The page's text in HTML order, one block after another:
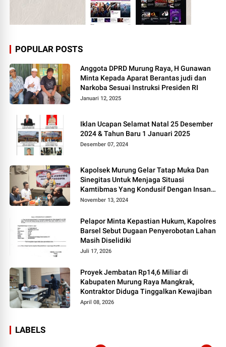
POPULAR POSTS
Anggota DPRD Murung Raya, H Gunawan
Minta Kepada Aparat Berantas judi dan
Narkoba Sesuai Instruksi Presiden RI
Januari 12, 2025
Iklan Ucapan Selamat Natal 25 Desember
2024 & Tahun Baru 1 Januari 2025
Desember 07, 2024
Kapolsek Murung Gelar Tatap Muka Dan
Sinegitas Untuk Menjaga Situasi
Kamtibmas Yang Kondusif Dengan Insan
Pers
November 13, 2024
Pelapor Minta Kepastian Hukum, Kapolres
Barsel Sebut Dugaan Penyerobotan Lahan
Masih Diselidiki
Juli 17, 2026
Proyek Jembatan Rp14,6 Miliar di
Kabupaten Murung Raya Mangkrak,
Kontraktor Diduga Tinggalkan Kewajiban
April 08, 2026
LABELS